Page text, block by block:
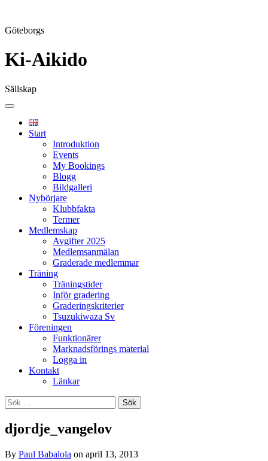
Göteborgs
Ki-Aikido
Sällskap
Skip
contentStart
Introduktion
Events
My Bookings
Blogg
Bildgalleri
Nybörjare
Klubbfakta
Termer
Medlemskap
Avgifter 2025
Medlemsanmälan
Graderade medlemmar
Träning
Träningstider
Inför gradering
Graderingskriterier
Tsuzukiwaza Sv
Föreningen
Funktionärer
Marknadsförings material
Logga in
Kontakt
Länkar
Search
Sök
efter:
djordje_vangelov
By Paul Babalola on april 13, 2013